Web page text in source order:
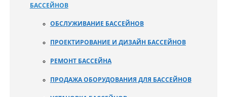
БАССЕЙНОВ
ОБСЛУЖИВАНИЕ БАССЕЙНОВ
ПРОЕКТИРОВАНИЕ И ДИЗАЙН БАССЕЙНОВ
РЕМОНТ БАССЕЙНА
ПРОДАЖА ОБОРУДОВАНИЯ ДЛЯ БАССЕЙНОВ